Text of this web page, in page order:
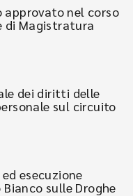
approvato nel corso
di Magistratura
dei diritti delle
sul circuito
esecuzione
sulle Droghe